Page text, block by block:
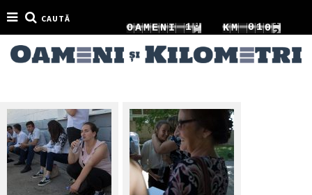
CAUTĂ
OAMENI
2
1
2
1 KM
0
12
1
0
10
9